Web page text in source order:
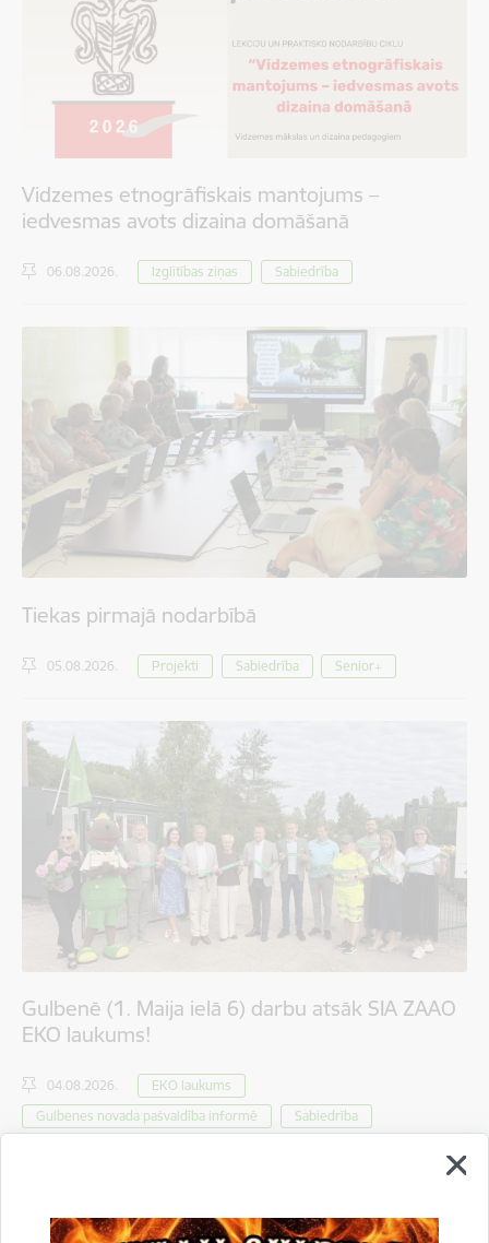
Vidzemes etnogrāfiskais mantojums –
iedvesmas avots dizaina domāšanā
06.08.2026. Izglītības ziņas Sabiedrība
Tiekas pirmajā nodarbībā
05.08.2026. Projekti Sabiedrība Senior+
Gulbenē (1. Maija ielā 6) darbu atsāk SIA ZAAO
EKO laukums!
04.08.2026.
EKO laukums
Gulbenes novada pašvaldība informē
Sabiedrība